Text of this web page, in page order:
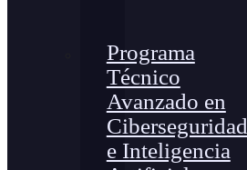
Programa
Técnico
Avanzado en
Ciberseguridad
e Inteligencia